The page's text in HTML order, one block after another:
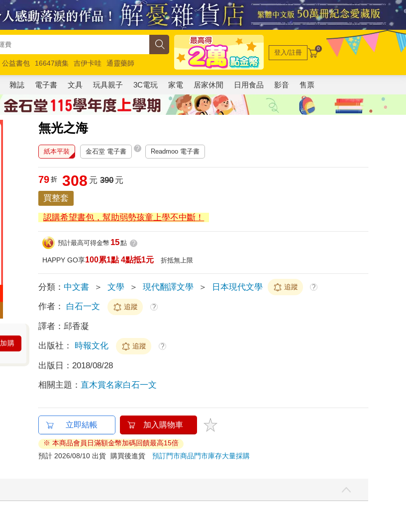
公益書包 16647續集 吉伊卡哇
通靈藥師
馬斯克 玩具總動員5 超慢跑
登入/註冊 0
雜誌 電子書 文具 玩具親子 3C電玩 家電 居家休閒 日用食品 影音 售票
無光之海
加購
紙本平裝 金石堂 電子書 ? Readmoo 電子書
79 折 308 元 390元
買整套
認購希望書包，幫助弱勢孩童上學不中斷！
預計最高可得金幣 15點 ?
HAPPY GO享100累1點 4點抵1元 折抵無上限
分類： 中文書 ＞ 文學 ＞ 現代翻譯文學 ＞ 日本現代文學 追蹤 ?
作者： 白石一文 追蹤 ?
譯者：邱香凝
出版社： 時報文化 追蹤 ?
出版日： 2018/08/28
相關主題： 直木賞名家白石一文
立即結帳 加入購物車
※ 本商品會員日滿額金幣加碼回饋最高15倍
預計 2026/08/10 出貨
購買後進貨預訂門市商品門市庫存大量採購